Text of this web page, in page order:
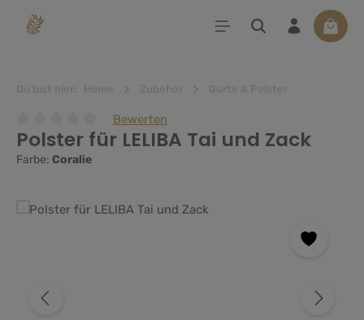
springen
Durchschnittliche Bewertung von 0 von 5 Sternen
Bewerten
Polster für LELIBA Tai und Zack
Farbe: Coralie
Bildergalerie überspringen